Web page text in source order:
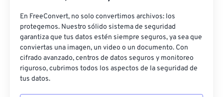
En FreeConvert, no solo convertimos archivos: los
protegemos. Nuestro sólido sistema de seguridad
garantiza que tus datos estén siempre seguros, ya sea que
conviertas una imagen, un video o un documento. Con
cifrado avanzado, centros de datos seguros y monitoreo
riguroso, cubrimos todos los aspectos de la seguridad de
tus datos.